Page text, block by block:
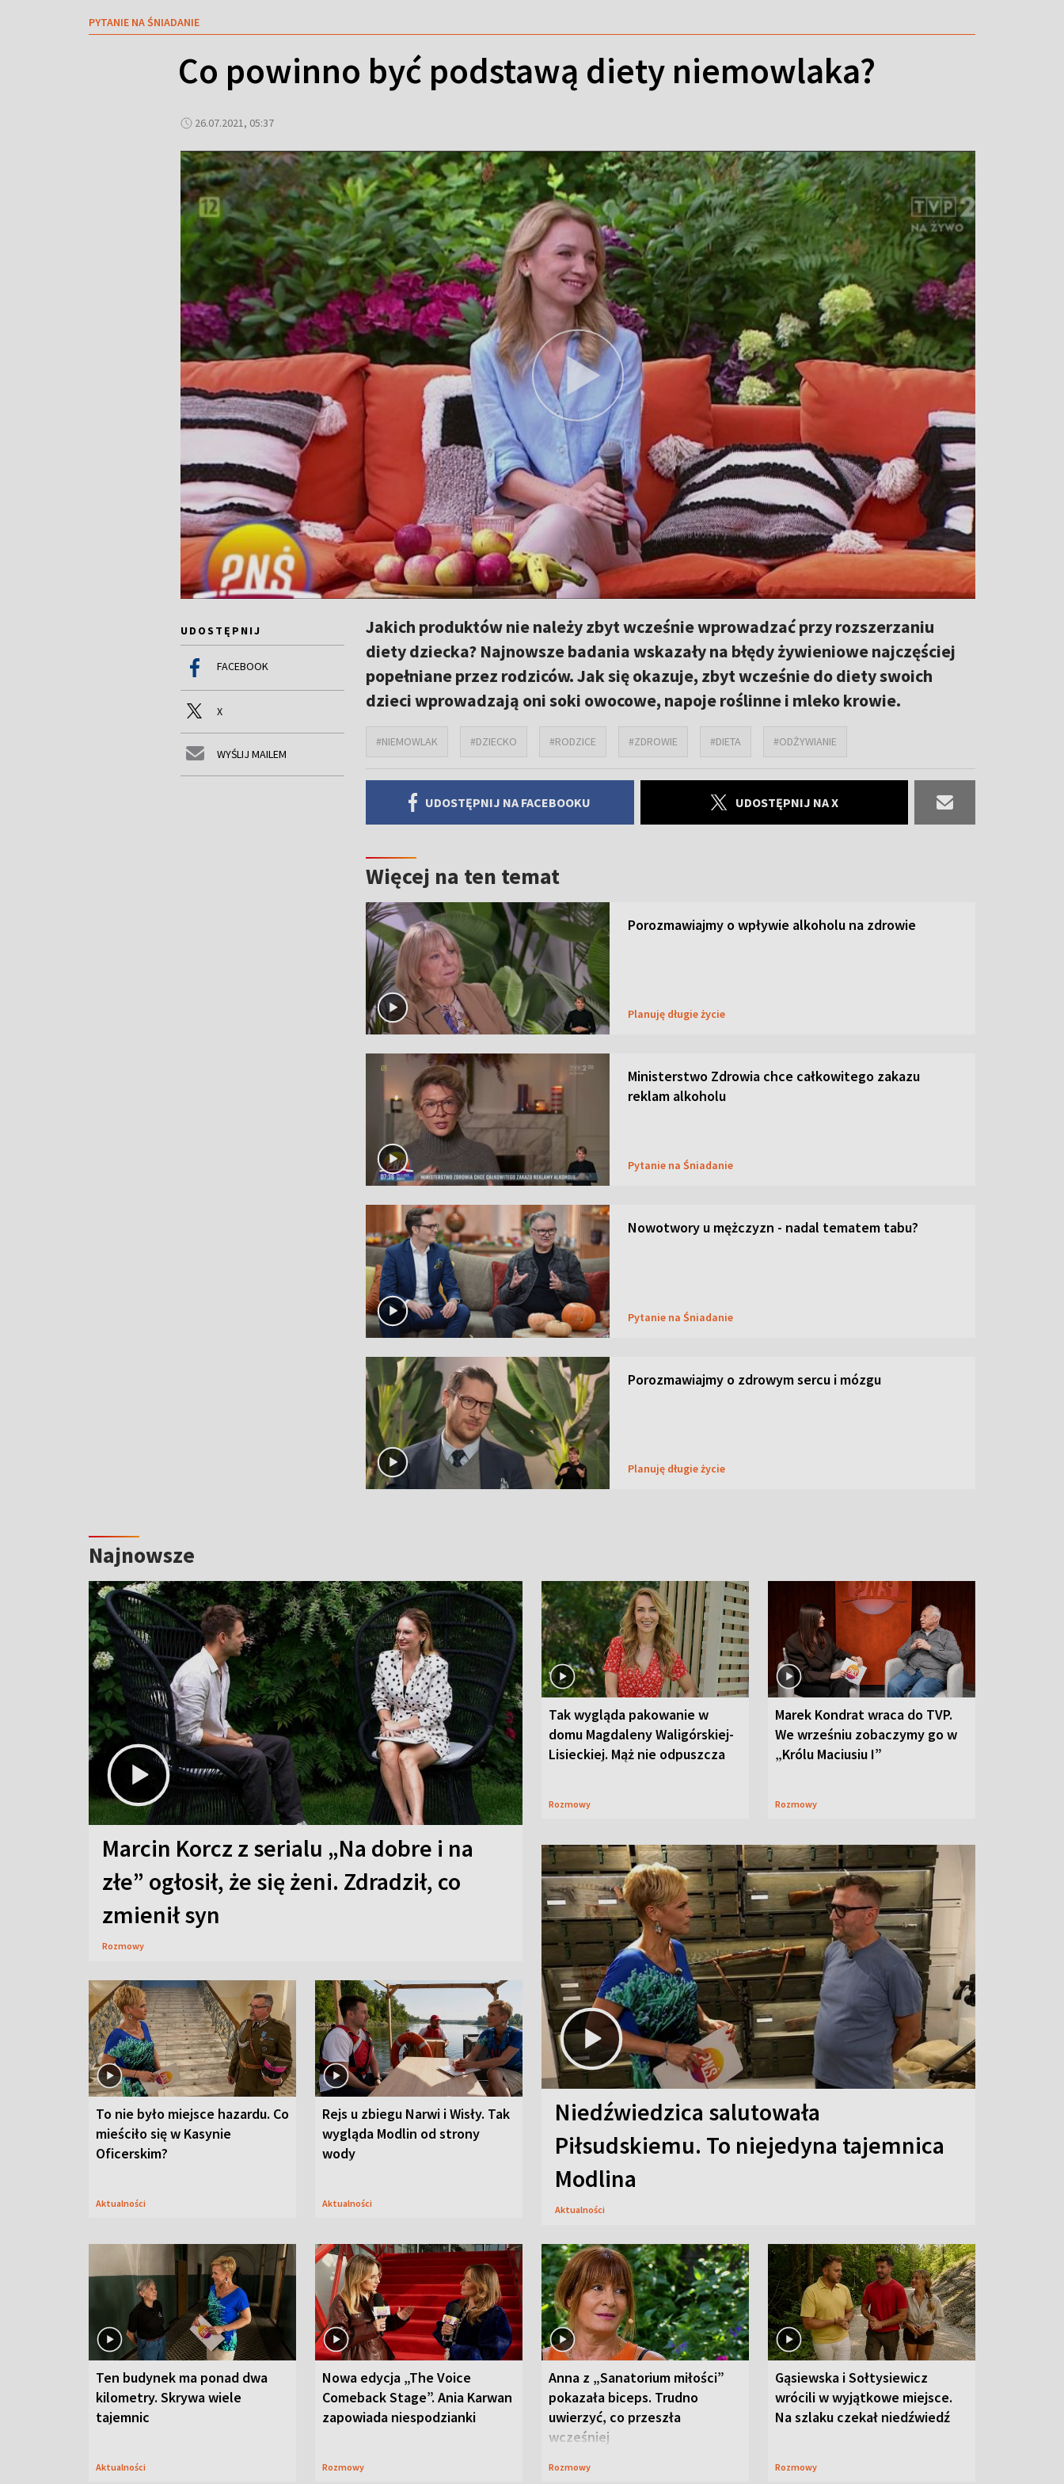
PYTANIE NA ŚNIADANIE
Co powinno być podstawą diety niemowlaka?
26.07.2021, 05:37
UDOSTĘPNIJ
FACEBOOK
X
WYŚLIJ MAILEM
Jakich produktów nie należy zbyt wcześnie wprowadzać przy rozszerzaniu
diety dziecka? Najnowsze badania wskazały na błędy żywieniowe najczęściej
popełniane przez rodziców. Jak się okazuje, zbyt wcześnie do diety swoich
dzieci wprowadzają oni soki owocowe, napoje roślinne i mleko krowie.
#NIEMOWLAK #DZIECKO #RODZICE #ZDROWIE #DIETA #ODŻYWIANIE
UDOSTĘPNIJ NA FACEBOOKU UDOSTĘPNIJ NA X
Więcej na ten temat
Porozmawiajmy o wpływie alkoholu na zdrowie
Planuję długie życie
Ministerstwo Zdrowia chce całkowitego zakazu
reklam alkoholu
Pytanie na Śniadanie
Nowotwory u mężczyzn - nadal tematem tabu?
Pytanie na Śniadanie
Porozmawiajmy o zdrowym sercu i mózgu
Planuję długie życie
Najnowsze
Marcin Korcz z serialu „Na dobre i na
złe” ogłosił, że się żeni. Zdradził, co
zmienił syn
Rozmowy
Tak wygląda pakowanie w
domu Magdaleny Waligórskiej-
Lisieckiej. Mąż nie odpuszcza
Rozmowy
Marek Kondrat wraca do TVP.
We wrześniu zobaczymy go w
„Królu Maciusiu I”
Rozmowy
To nie było miejsce hazardu. Co
mieściło się w Kasynie
Oficerskim?
Aktualności
Rejs u zbiegu Narwi i Wisły. Tak
wygląda Modlin od strony
wody
Aktualności
Niedźwiedzica salutowała
Piłsudskiemu. To niejedyna tajemnica
Modlina
Aktualności
Ten budynek ma ponad dwa
kilometry. Skrywa wiele
tajemnic
Aktualności
Nowa edycja „The Voice
Comeback Stage”. Ania Karwan
zapowiada niespodzianki
Rozmowy
Anna z „Sanatorium miłości”
pokazała biceps. Trudno
uwierzyć, co przeszła
wcześniej
Rozmowy
Gąsiewska i Sołtysiewicz
wrócili w wyjątkowe miejsce.
Na szlaku czekał niedźwiedź
Rozmowy